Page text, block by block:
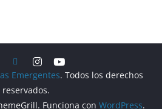
Emergentes. Todos los derechos
reservados.
Funciona con WordPress.